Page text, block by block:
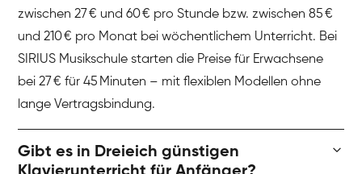
zwischen 27 € und 60 € pro Stunde bzw. zwischen 85 €
und 210 € pro Monat bei wöchentlichem Unterricht. Bei
SIRIUS Musikschule starten die Preise für Erwachsene
bei 27 € für 45 Minuten – mit flexiblen Modellen ohne
lange Vertragsbindung.
Gibt es in Dreieich günstigen